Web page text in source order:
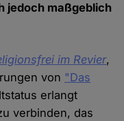
jedoch maßgeblich
im Revier,
von "Das
erlangt
verbinden, das